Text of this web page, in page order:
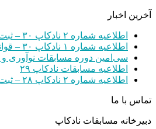
آخرین اخبار
اطلاعیه شماره ۲ نادکاپ ۳۰ – ثبت‌نام
اطلاعیه شماره ۱ نادکاپ ۳۰ – قوانین
سی‌امین دوره مسابقات نوآوری و
اطلاعیه مسابقات نادکاپ ۲۹
اطلاعیه شماره ۲ نادکاپ ۲۸ – ثبت‌نام
تماس با ما
دبیرخانه مسابقات نادکاپ